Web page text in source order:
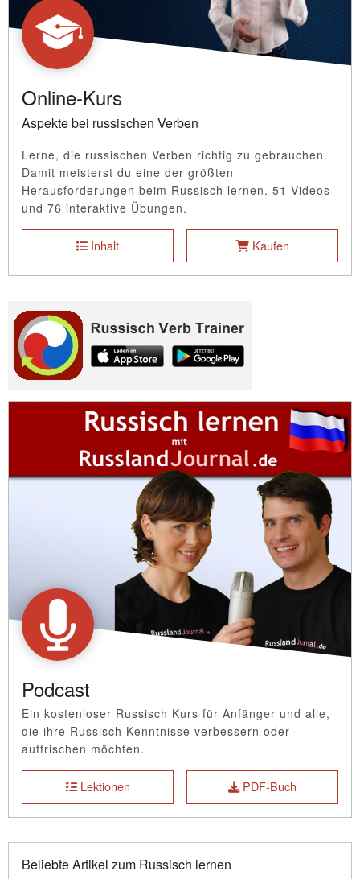
Online-Kurs
Aspekte bei russischen Verben
Lerne, die russischen Verben richtig zu gebrauchen.
Damit meisterst du eine der größten
Herausforderungen beim Russisch lernen. 51 Videos
und 76 interaktive Übungen.
Inhalt Kaufen
Podcast
Ein kostenloser Russisch Kurs für Anfänger und alle,
die ihre Russisch Kenntnisse verbessern oder
auffrischen möchten.
Lektionen PDF-Buch
Beliebte Artikel zum Russisch lernen